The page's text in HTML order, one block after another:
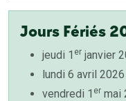
Jours Fériés
jeudi 1 er janvier
lundi 6 avril 2026
vendredi 1 er mai